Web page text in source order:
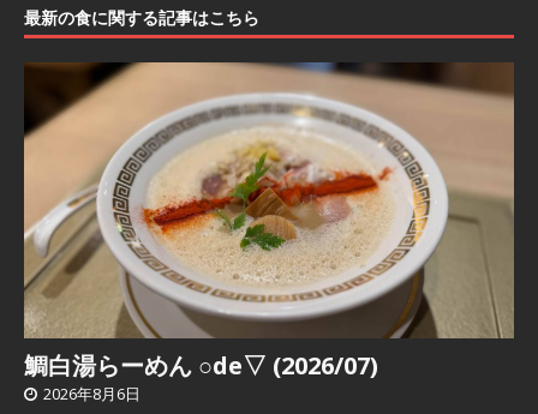
最新の食に関する記事はこちら
鯛白湯らーめん ○de▽ (2026/07)
2026年8月6日